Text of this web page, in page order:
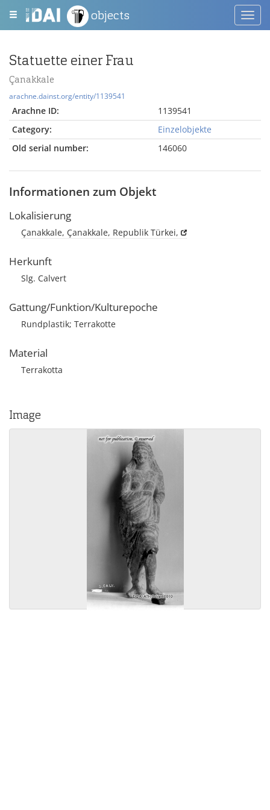
objects
Statuette einer Frau
Çanakkale
arachne.dainst.org/entity/1139541
Arachne ID:
1139541
Category:
Einzelobjekte
Old serial number:
146060
Informationen zum Objekt
Lokalisierung
Çanakkale, Çanakkale, Republik Türkei,
Herkunft
Slg. Calvert
Gattung/Funktion/Kulturepoche
Rundplastik; Terrakotte
Material
Terrakotta
Image